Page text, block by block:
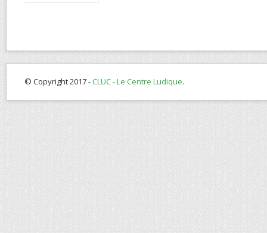
© Copyright 2017 -CLUC - Le Centre Ludique.